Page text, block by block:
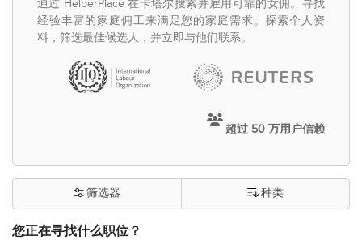
通过 HelperPlace 在卡塔尔搜索并雇用可靠的女佣。寻找
经验丰富的家庭佣工来满足您的家庭需求。探索个人资
料，筛选最佳候选人，并立即与他们联系。
超过 50 万用户信赖
您正在寻找什么职位？
筛选器 种类